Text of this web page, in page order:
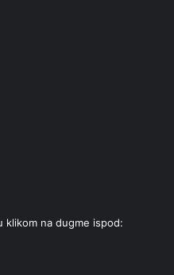
klikom na dugme ispod: